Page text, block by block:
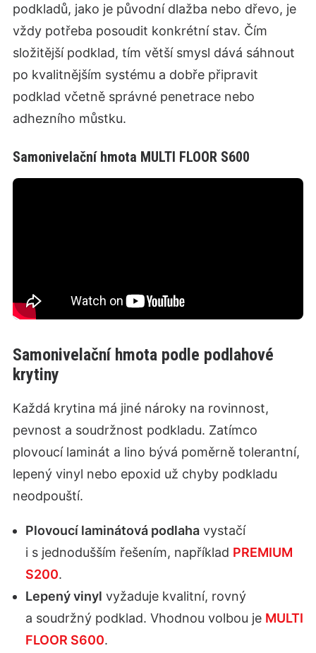
podkladů, jako je původní dlažba nebo dřevo, je
vždy potřeba posoudit konkrétní stav. Čím
složitější podklad, tím větší smysl dává sáhnout
po kvalitnějším systému a dobře připravit
podklad včetně správné penetrace nebo
adhezního můstku.
Samonivelační hmota MULTI FLOOR S600
Samonivelační hmota podle podlahové
krytiny
Každá krytina má jiné nároky na rovinnost,
pevnost a soudržnost podkladu. Zatímco
plovoucí laminát a lino bývá poměrně tolerantní,
lepený vinyl nebo epoxid už chyby podkladu
neodpouští.
Plovoucí laminátová podlaha vystačí
i s jednodušším řešením, například PREMIUM
S200.
Lepený vinyl vyžaduje kvalitní, rovný
a soudržný podklad. Vhodnou volbou je MULTI
FLOOR S600.